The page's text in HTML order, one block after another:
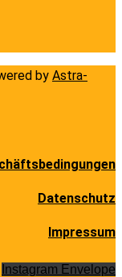
by Astra-
Datenschutz
Impressum
Instagram Envelope